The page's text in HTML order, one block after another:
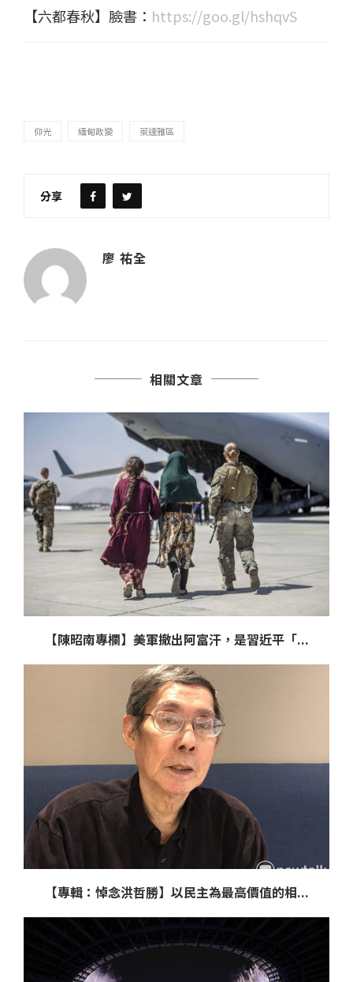
【六都春秋】臉書： https://goo.gl/hshqvS
仰光 緬甸政變 萊達雅區
分享
廖 祐全
相關文章
【陳昭南專欄】美軍撤出阿富汗，是習近平「...
【專輯：悼念洪哲勝】以民主為最高價值的相...